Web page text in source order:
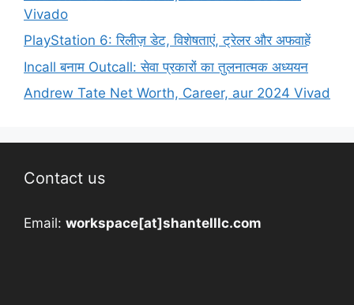
Vivado
PlayStation 6: रिलीज़ डेट, विशेषताएं, ट्रेलर और अफवाहें
Incall बनाम Outcall: सेवा प्रकारों का तुलनात्मक अध्ययन
Andrew Tate Net Worth, Career, aur 2024 Vivad
Contact us
Email: workspace[at]shantelllc.com